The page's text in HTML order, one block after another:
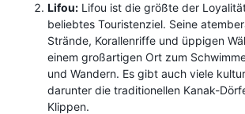
Lifou: Lifou ist die größte der
beliebtes Touristenziel. Seine
Strände, Korallenriffe und üppigen
einem großartigen Ort zum
und Wandern. Es gibt auch viele
darunter die traditionellen Kanak-
Klippen.